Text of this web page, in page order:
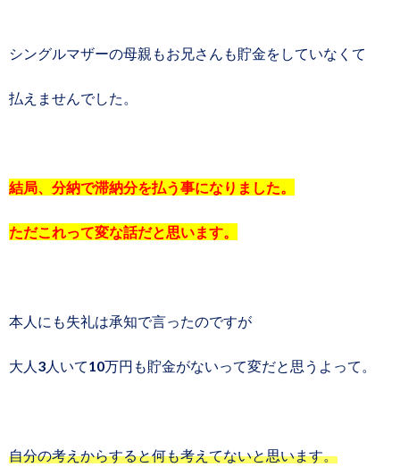
シングルマザーの母親もお兄さんも貯金をしていなくて
払えませんでした。
結局、分納で滞納分を払う事になりました。
ただこれって変な話だと思います。
本人にも失礼は承知で言ったのですが
大人3人いて10万円も貯金がないって変だと思うよって。
自分の考えからすると何も考えてないと思います。